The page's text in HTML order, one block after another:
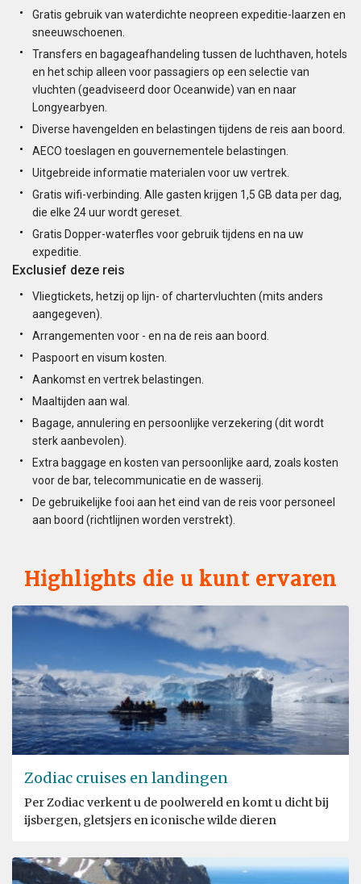
Gratis gebruik van waterdichte neopreen expeditie-laarzen en
sneeuwschoenen.
Transfers en bagageafhandeling tussen de luchthaven, hotels
en het schip alleen voor passagiers op een selectie van
vluchten (geadviseerd door Oceanwide) van en naar
Longyearbyen.
Diverse havengelden en belastingen tijdens de reis aan boord.
AECO toeslagen en gouvernementele belastingen.
Uitgebreide informatie materialen voor uw vertrek.
Gratis wifi-verbinding. Alle gasten krijgen 1,5 GB data per dag,
die elke 24 uur wordt gereset.
Gratis Dopper-waterfles voor gebruik tijdens en na uw
expeditie.
Exclusief deze reis
Vliegtickets, hetzij op lijn- of chartervluchten (mits anders
aangegeven).
Arrangementen voor - en na de reis aan boord.
Paspoort en visum kosten.
Aankomst en vertrek belastingen.
Maaltijden aan wal.
Bagage, annulering en persoonlijke verzekering (dit wordt
sterk aanbevolen).
Extra baggage en kosten van persoonlijke aard, zoals kosten
voor de bar, telecommunicatie en de wasserij.
De gebruikelijke fooi aan het eind van de reis voor personeel
aan boord (richtlijnen worden verstrekt).
Highlights die u kunt ervaren
Zodiac cruises en landingen
Per Zodiac verkent u de poolwereld en komt u dicht bij
ijsbergen, gletsjers en iconische wilde dieren